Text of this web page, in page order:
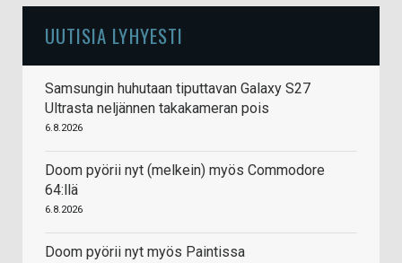
UUTISIA LYHYESTI
Samsungin huhutaan tiputtavan Galaxy S27
Ultrasta neljännen takakameran pois
6.8.2026
Doom pyörii nyt (melkein) myös Commodore
64:llä
6.8.2026
Doom pyörii nyt myös Paintissa